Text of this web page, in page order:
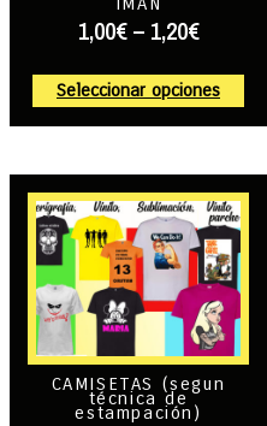
1,00€– 1,20€
Seleccionar opciones
CAMISETAS (segun
técnica de
estampación)